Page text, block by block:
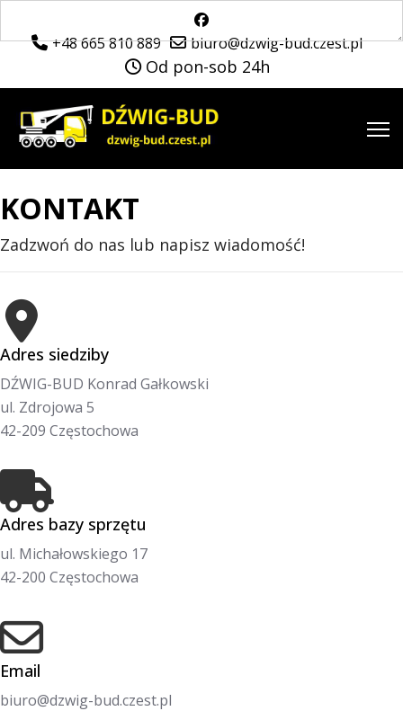
+48 665 810 889 biuro@dzwig-bud.czest.pl
Od pon-sob 24h
KONTAKT
Zadzwoń do nas lub napisz wiadomość!
Adres siedziby
DŹWIG-BUD Konrad Gałkowski
ul. Zdrojowa 5
42-209 Częstochowa
Adres bazy sprzętu
ul. Michałowskiego 17
42-200 Częstochowa
Email
biuro@dzwig-bud.czest.pl